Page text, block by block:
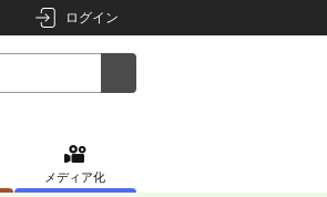
ログイン
メディア化